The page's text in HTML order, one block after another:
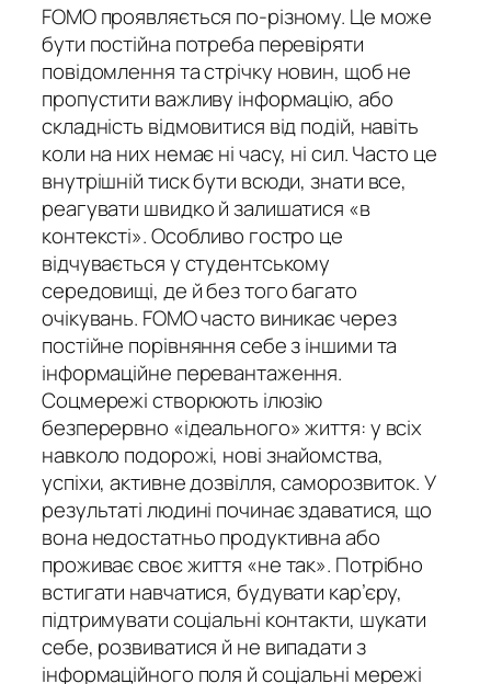
FOMO проявляється по-різному. Це може
бути постійна потреба перевіряти
повідомлення та стрічку новин, щоб не
пропустити важливу інформацію, або
складність відмовитися від подій, навіть
коли на них немає ні часу, ні сил. Часто це
внутрішній тиск бути всюди, знати все,
реагувати швидко й залишатися «в
контексті». Особливо гостро це
відчувається у студентському
середовищі, де й без того багато
очікувань. FOMO часто виникає через
постійне порівняння себе з іншими та
інформаційне перевантаження.
Соцмережі створюють ілюзію
безперервно «ідеального» життя: у всіх
навколо подорожі, нові знайомства,
успіхи, активне дозвілля, саморозвиток. У
результаті людині починає здаватися, що
вона недостатньо продуктивна або
проживає своє життя «не так». Потрібно
встигати навчатися, будувати кар’єру,
підтримувати соціальні контакти, шукати
себе, розвиватися й не випадати з
інформаційного поля й соціальні мережі